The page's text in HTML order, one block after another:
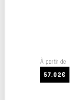
À partir de
57.02€